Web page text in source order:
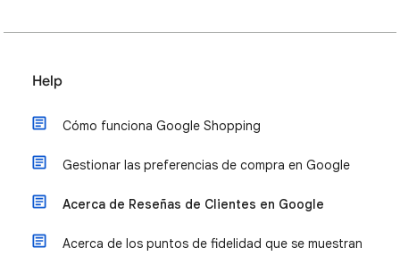
Help
Cómo funciona Google Shopping
Gestionar las preferencias de compra en Google
Acerca de Reseñas de Clientes en Google
Acerca de los puntos de fidelidad que se muestran